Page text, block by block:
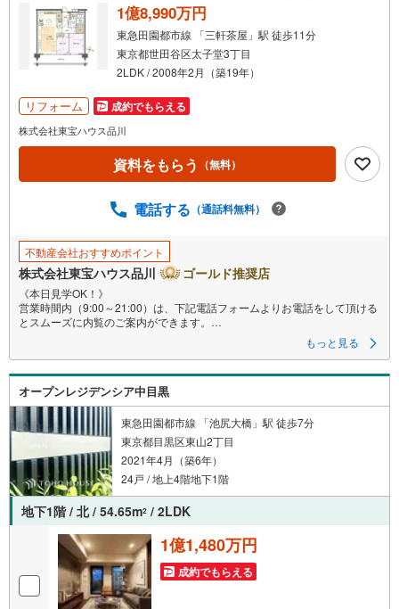
1億8,990万円
東急田園都市線 「三軒茶屋」駅 徒歩11分
東京都世田谷区太子堂3丁目
2LDK / 2008年2月（築19年）
リフォーム 成約でもらえる
株式会社東宝ハウス品川
資料をもらう （無料）
電話する （通話料無料）
不動産会社おすすめポイント
株式会社東宝ハウス品川 ゴールド推奨店
《本日見学OK！》
営業時間内（9:00～21:00）は、下記電話フォームよりお電話をして頂ける
とスムーズに内覧のご案内ができます。
【Yahoo！ 不動産キャンペーン対象店舗】
当店で物件を成約するとPayPayボーナスライトがもらえる
「Yahoo！ 不動産 物件ご成約キャンペーン」の対象になります。
「資料をもらう」「見学予約をする」ボタンからお問い合わせください。
※必ずYahoo！ JAPAN IDでログインしてください。
※PayPayボーナスライトは出金と譲渡はできません。
ご案内・詳細な資料のご請求はお気軽にどうぞ♪
お電話でのお問い合わせも常時受け付けております！
お気軽にお問い合わせください。
もっと見る
オープンレジデンシア中目黒
東急田園都市線 「池尻大橋」駅 徒歩7分
東京都目黒区東山2丁目
2021年4月（築6年）
24戸 / 地上4階地下1階
地下1階 / 北 / 54.65m2 / 2LDK
1億1,480万円
成約でもらえる